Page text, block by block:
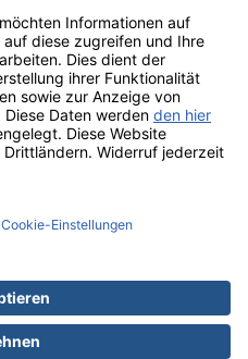
Zahlungsarten
wenn nicht